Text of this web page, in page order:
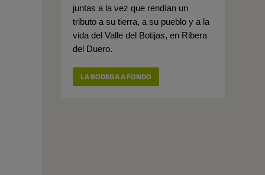
juntas a la vez que rendían un
tributo a su tierra, a su pueblo y a la
vida del Valle del Botijas, en Ribera
del Duero.
LA BODEGA A FONDO